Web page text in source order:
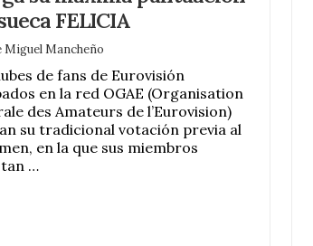
FELICIA
Miguel Mancheño
de fans de Eurovisión
en la red OGAE (Organisation
des Amateurs de l’Eurovision)
su tradicional votación previa al
en la que sus miembros
…